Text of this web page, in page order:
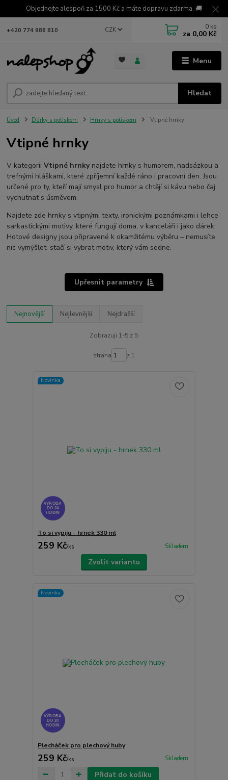
Objednejte alespoň za 1500 Kč a máte dopravu zdarma. 🚚
Menu
CZK
Hledat
+420 774 988 810 0 ks
za 0,00 Kč
Úvod Dárky s potiskem Hrnky s potiskem Vtipné hrnky
Vtipné hrnky
V kategoriiVtipné hrnkynajdete hrnky s humorem, nadsázkou a
trefnými hláškami, které zpříjemní každé ráno i pracovní den. Jsou
určené pro ty, kteří mají smysl pro humor a chtějí si kávu nebo čaj
vychutnat s úsměvem.
Najdete zde hrnky s vtipnými texty, ironickými poznámkami i lehce
sarkastickými motivy, které fungují doma, v kanceláři i jako dárek.
Hotové designy jsou připravené k okamžitému výběru – nemusíte
nic vymýšlet, stačí si vybrat motiv, který vám sedne.
Upřesnit parametry
Nejnovější Nejlevnější Nejdražší
Zobrazuji 1-5 z 5
strana z 1
Novinka
VÝROBA
DO 24
HODIN
To si vypiju - hrnek 330 ml
259 Kč/ks Skladem
Zvolit variantu
Novinka
VÝROBA
DO 24
HODIN
Plecháček pro plechový huby
259 Kč/ks Skladem
Přidat do košíku